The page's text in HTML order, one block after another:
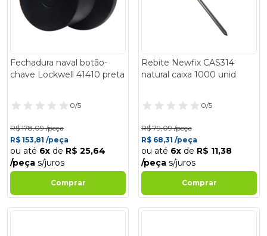
Fechadura naval botão-
chave Lockwell 41410 preta
0/5
R$ 178,09 /peça
R$ 153,81 /peça
ou até 6x de R$ 25,64
/peça s/juros
Comprar
Rebite Newfix CAS314
natural caixa 1000 unid
0/5
R$ 79,09 /peça
R$ 68,31 /peça
ou até 6x de R$ 11,38
/peça s/juros
Comprar